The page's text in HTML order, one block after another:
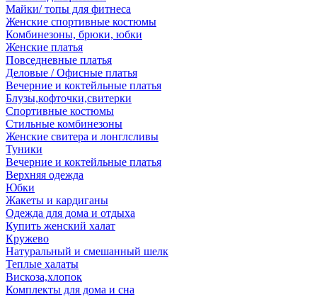
Майки/ топы для фитнеса
Женские спортивные костюмы
Комбинезоны, брюки, юбки
Женские платья
Повседневные платья
Деловые / Офисные платья
Вечерние и коктейльные платья
Блузы,кофточки,свитерки
Спортивные костюмы
Стильные комбинезоны
Женские свитера и лонглсливы
Туники
Вечерние и коктейльные платья
Верхняя одежда
Юбки
Жакеты и кардиганы
Одежда для дома и отдыха
Купить женский халат
Кружево
Натуральный и смешанный шелк
Теплые халаты
Вискоза,хлопок
Комплекты для дома и сна